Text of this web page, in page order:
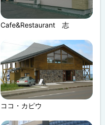
Cafe&Restaurant 志
ココ・カピウ